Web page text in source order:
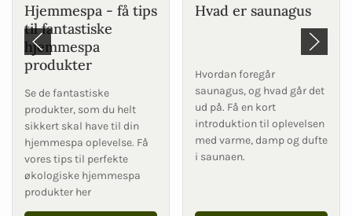
Hjemmespa - få tips
til fantastiske
hjemmespa
produkter
Se de fantastiske
produkter, som du helt
sikkert skal have til din
hjemmespa oplevelse. Få
vores tips til perfekte
økologiske hjemmespa
produkter her
Hvad er saunagus
Hvordan foregår
saunagus, og hvad går det
ud på. Få en kort
introduktion til oplevelsen
med varme, damp og dufte
i saunaen.